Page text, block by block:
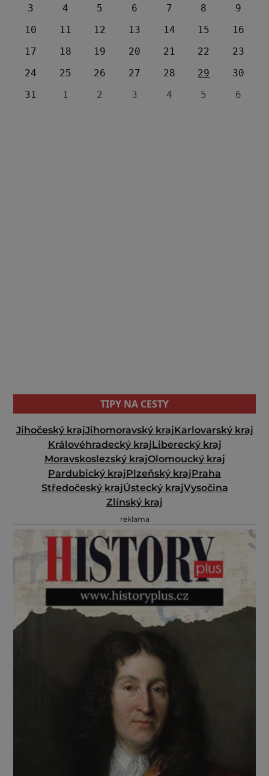
3
4 5 6 7 8
9
10
11 12 13 14 15
16
17
18 19 20 21 22
23
24
25 26 27 28 29
30
31
1 2 3 4 5 6
TIPY NA CESTY
Jihočeský krajJihomoravský krajKarlovarský kraj
Královéhradecký krajLiberecký kraj
Moravskoslezský krajOlomoucký kraj
Pardubický krajPlzeňský krajPraha
Středočeský krajÚstecký krajVysočina
Zlínský kraj
reklama